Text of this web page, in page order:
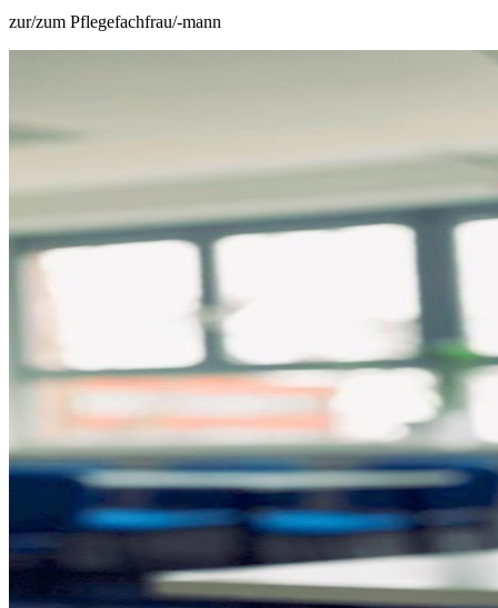
zur/zum Pflegefachfrau/-mann